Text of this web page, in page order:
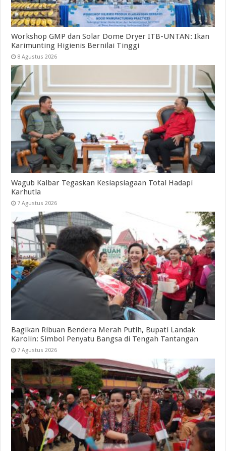
Workshop GMP dan Solar Dome Dryer ITB-UNTAN: Ikan
Karimunting Higienis Bernilai Tinggi
8 Agustus 2026
Wagub Kalbar Tegaskan Kesiapsiagaan Total Hadapi
Karhutla
7 Agustus 2026
Bagikan Ribuan Bendera Merah Putih, Bupati Landak
Karolin: Simbol Penyatu Bangsa di Tengah Tantangan
7 Agustus 2026